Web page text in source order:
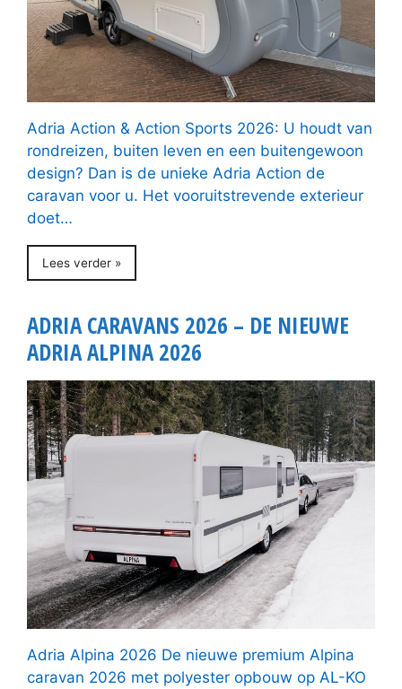
Adria Action & Action Sports 2026: U houdt van
rondreizen, buiten leven en een buitengewoon
design? Dan is de unieke Adria Action de
caravan voor u. Het vooruitstrevende exterieur
doet…
Lees verder »
ADRIA CARAVANS 2026 – DE NIEUWE
ADRIA ALPINA 2026
Adria Alpina 2026 De nieuwe premium Alpina
caravan 2026 met polyester opbouw op AL-KO